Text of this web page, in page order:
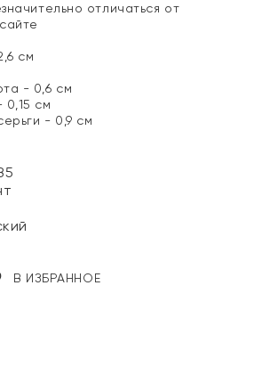
отличаться от
см
- 0,6 см
см
- 0,9 см
В ИЗБРАННОЕ